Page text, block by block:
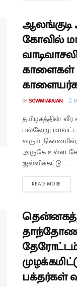
ஆலங்குடி
கோவில்
காளைகள்
BY SOWMIARAJAN
தமிழகத்தின்
பல்வேறு
வரும்
அருகே உள்ள
ஜல்லிக்கட்டு ...
READ MORE
பக்தர்கள்